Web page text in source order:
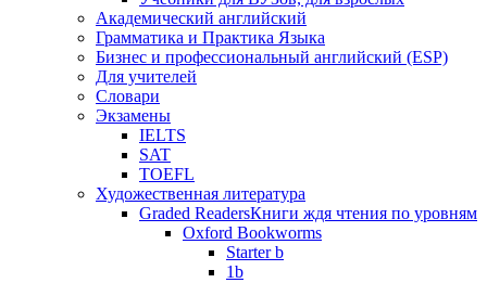
Академический английский
Грамматика и Практика Языка
Бизнес и профессиональный английский (ESP)
Для учителей
Словари
Экзамены
IELTS
SAT
TOEFL
Художественная литература
Graded ReadersКниги ждя чтения по уровням
Oxford Bookworms
Starter b
1b